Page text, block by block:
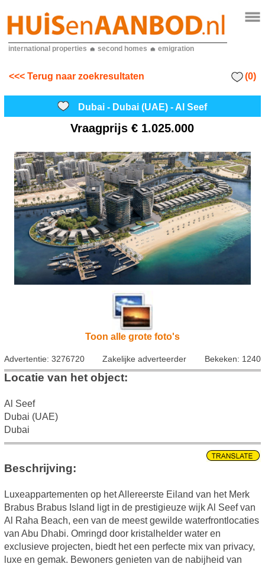
international properties second homes emigration
<<< Terug naar zoekresultaten (0)
Dubai - Dubai (UAE) - Al Seef
Vraagprijs€ 1.025.000
Toon alle grote foto's
Advertentie: 3276720 Zakelijke adverteerder Bekeken: 1240
Locatie van het object:
Al Seef
Dubai (UAE)
Dubai
Beschrijving:
Luxeappartementen op het Allereerste Eiland van het Merk
Brabus Brabus Island ligt in de prestigieuze wijk Al Seef van
Al Raha Beach, een van de meest gewilde waterfrontlocaties
van Abu Dhabi. Omringd door kristalhelder water en
exclusieve projecten, biedt het een perfecte mix van privacy,
luxe en gemak. Bewoners genieten van de nabijheid van